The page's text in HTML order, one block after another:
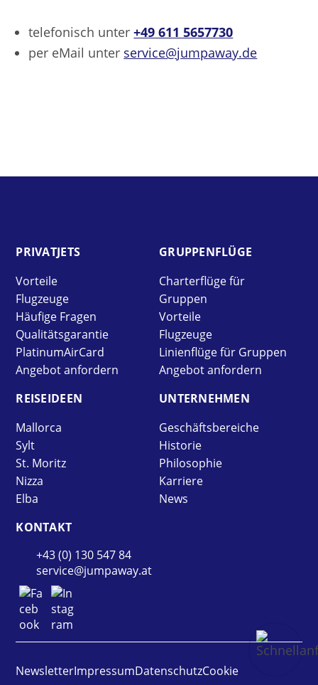
telefonisch unter+49 611 5657730
per eMail unter service@jumpaway.de
PRIVAT­JETS
Vorteile
Flugzeuge
Häufige Fragen
Qualitätsgarantie
PlatinumAirCard
Angebot anfordern
GRUPPEN­FLÜGE
Charterflüge für
Gruppen
Vorteile
Flugzeuge
Linienflüge für Gruppen
Angebot anfordern
REISE­IDEEN
Mallorca
Sylt
St. Moritz
Nizza
Elba
UNTER­NEHMEN
Geschäftsbereiche
Historie
Philosophie
Karriere
News
KONTAKT
+43 (0) 130 547 84
service@jumpaway.at
NewsletterImpressumDatenschutzCookie